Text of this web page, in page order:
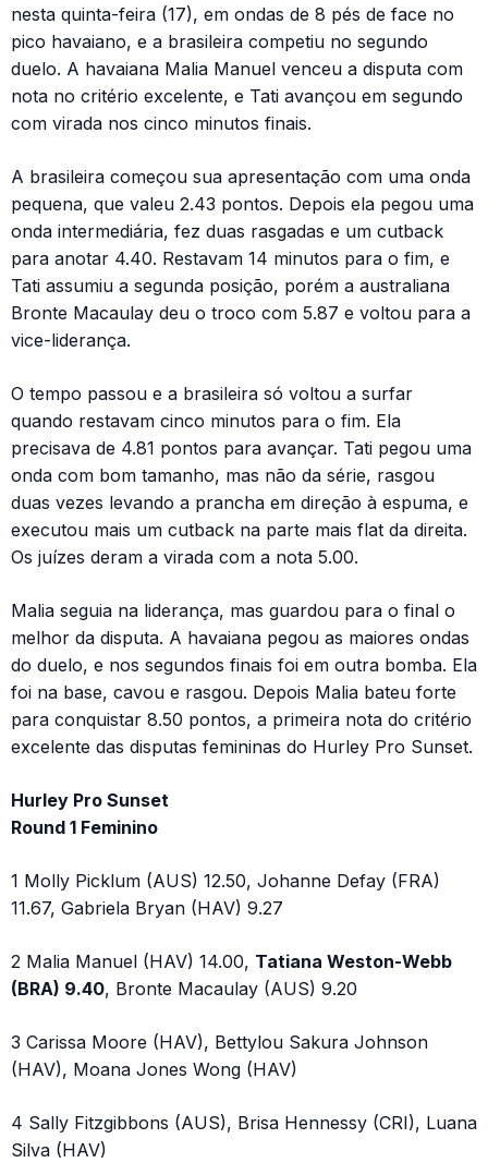
nesta quinta-feira (17), em ondas de 8 pés de face no
pico havaiano, e a brasileira competiu no segundo
duelo. A havaiana Malia Manuel venceu a disputa com
nota no critério excelente, e Tati avançou em segundo
com virada nos cinco minutos finais.
A brasileira começou sua apresentação com uma onda
pequena, que valeu 2.43 pontos. Depois ela pegou uma
onda intermediária, fez duas rasgadas e um cutback
para anotar 4.40. Restavam 14 minutos para o fim, e
Tati assumiu a segunda posição, porém a australiana
Bronte Macaulay deu o troco com 5.87 e voltou para a
vice-liderança.
O tempo passou e a brasileira só voltou a surfar
quando restavam cinco minutos para o fim. Ela
precisava de 4.81 pontos para avançar. Tati pegou uma
onda com bom tamanho, mas não da série, rasgou
duas vezes levando a prancha em direção à espuma, e
executou mais um cutback na parte mais flat da direita.
Os juízes deram a virada com a nota 5.00.
Malia seguia na liderança, mas guardou para o final o
melhor da disputa. A havaiana pegou as maiores ondas
do duelo, e nos segundos finais foi em outra bomba. Ela
foi na base, cavou e rasgou. Depois Malia bateu forte
para conquistar 8.50 pontos, a primeira nota do critério
excelente das disputas femininas do Hurley Pro Sunset.
Hurley Pro Sunset
Round 1 Feminino
1 Molly Picklum (AUS) 12.50, Johanne Defay (FRA)
11.67, Gabriela Bryan (HAV) 9.27
2 Malia Manuel (HAV) 14.00, Tatiana Weston-Webb
(BRA) 9.40, Bronte Macaulay (AUS) 9.20
3 Carissa Moore (HAV), Bettylou Sakura Johnson
(HAV), Moana Jones Wong (HAV)
4 Sally Fitzgibbons (AUS), Brisa Hennessy (CRI), Luana
Silva (HAV)